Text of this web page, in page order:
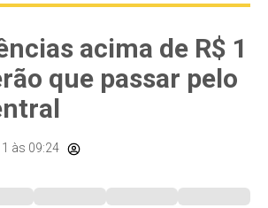
acima de R$ 1
que passar pelo
às 09:24